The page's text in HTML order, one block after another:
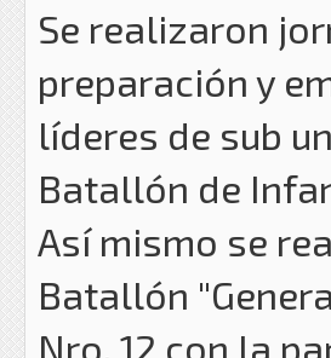
Se realizaron
preparación y
líderes de sub
Batallón de
Así mismo se
Batallón
Nro. 12 con la